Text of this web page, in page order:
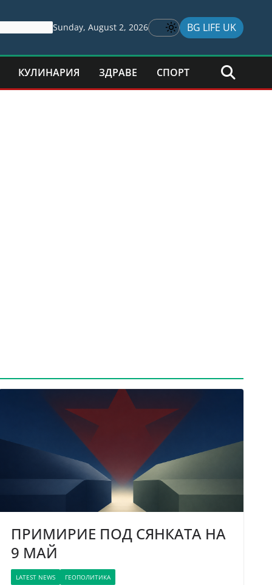
Sunday, August 2, 2026 BG LIFE UK
КУЛИНАРИЯ ЗДРАВЕ СПОРТ
ПРИМИРИЕ ПОД СЯНКАТА НА
9 МАЙ
LATEST NEWS ГЕОПОЛИТИКА